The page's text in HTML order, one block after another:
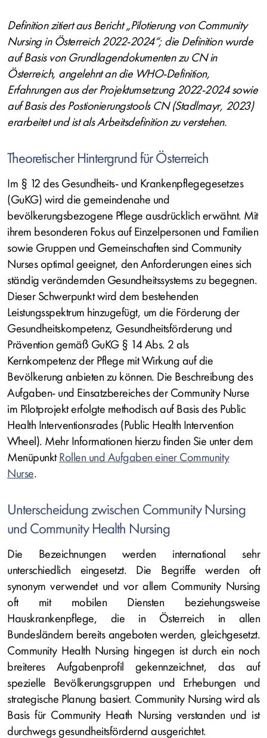
Definition zitiert aus Bericht „Pilotierung von Community
Nursing in Österreich 2022-2024“; die Definition wurde
auf Basis von Grundlagendokumenten zu CN in
Österreich, angelehnt an die WHO-Definition,
Erfahrungen aus der Projektumsetzung 2022-2024 sowie
auf Basis des Postionierungstools CN (Stadlmayr, 2023)
erarbeitet und ist als Arbeitsdefinition zu verstehen.
Theoretischer Hintergrund für Österreich
Im § 12 des Gesundheits- und Krankenpflegegesetzes
(GuKG) wird die gemeindenahe und
bevölkerungsbezogene Pflege ausdrücklich erwähnt. Mit
ihrem besonderen Fokus auf Einzelpersonen und Familien
sowie Gruppen und Gemeinschaften sind Community
Nurses optimal geeignet, den Anforderungen eines sich
ständig verändernden Gesundheitssystems zu begegnen.
Dieser Schwerpunkt wird dem bestehenden
Leistungsspektrum hinzugefügt, um die Förderung der
Gesundheitskompetenz, Gesundheitsförderung und
Prävention gemäß GuKG § 14 Abs. 2 als
Kernkompetenz der Pflege mit Wirkung auf die
Bevölkerung anbieten zu können. Die Beschreibung des
Aufgaben- und Einsatzbereiches der Community Nurse
im Pilotprojekt erfolgte methodisch auf Basis des Public
Health Interventionsrades (Public Health Intervention
Wheel). Mehr Informationen hierzu finden Sie unter dem
MenüpunktRollen und Aufgaben einer Community
Nurse.
Unterscheidung zwischen Community Nursing
und Community Health Nursing
Die Bezeichnungen werden international sehr
unterschiedlich eingesetzt. Die Begriffe werden oft
synonym verwendet und vor allem Community Nursing
oft mit mobilen Diensten beziehungsweise
Hauskrankenpflege, die in Österreich in allen
Bundesländern bereits angeboten werden, gleichgesetzt.
Community Health Nursing hingegen ist durch ein noch
breiteres Aufgabenprofil gekennzeichnet, das auf
spezielle Bevölkerungsgruppen und Erhebungen und
strategische Planung basiert. Community Nursing wird als
Basis für Community Heath Nursing verstanden und ist
durchwegs gesundheitsfördernd ausgerichtet.